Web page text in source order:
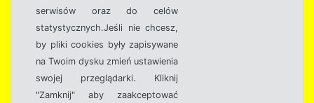
serwisów oraz do celów
statystycznych.Jeśli nie chcesz,
by pliki cookies były zapisywane
na Twoim dysku zmień ustawienia
swojej przeglądarki. Kliknij
"Zamknij" aby zaakceptować